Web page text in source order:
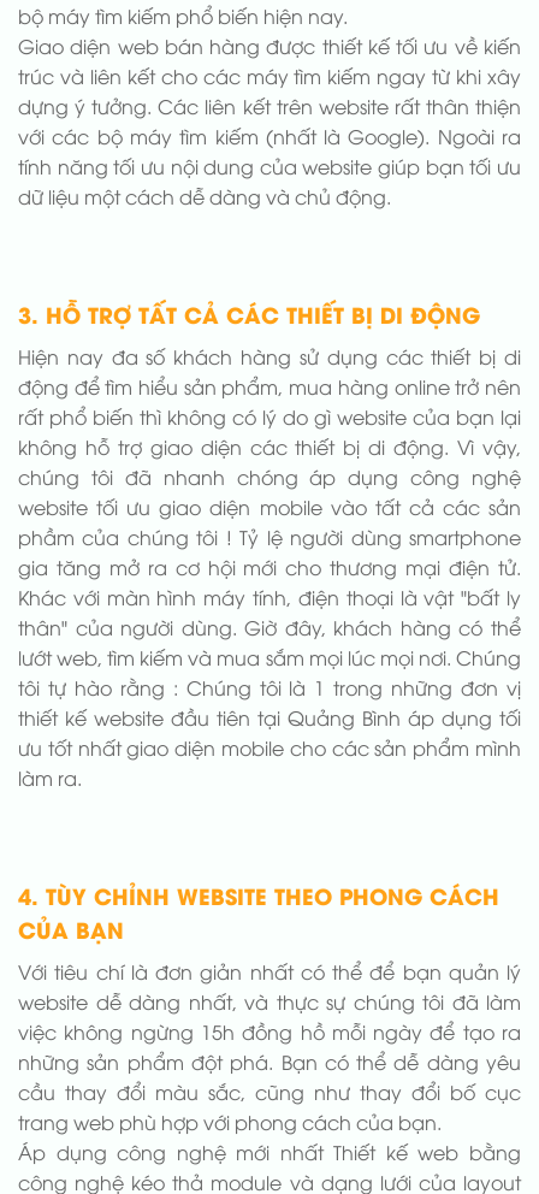
bộ máy tìm kiếm phổ biến hiện nay.
Giao diện web bán hàng được thiết kế tối ưu về kiến
trúc và liên kết cho các máy tìm kiếm ngay từ khi xây
dựng ý tưởng. Các liên kết trên website rất thân thiện
với các bộ máy tìm kiếm (nhất là Google). Ngoài ra
tính năng tối ưu nội dung của website giúp bạn tối ưu
dữ liệu một cách dễ dàng và chủ động.
3. HỖ TRỢ TẤT CẢ CÁC THIẾT BỊ DI ĐỘNG
Hiện nay đa số khách hàng sử dụng các thiết bị di
động để tìm hiểu sản phẩm, mua hàng online trở nên
rất phổ biến thì không có lý do gì website của bạn lại
không hỗ trợ giao diện các thiết bị di động. Vì vậy,
chúng tôi đã nhanh chóng áp dụng công nghệ
website tối ưu giao diện mobile vào tất cả các sản
phầm của chúng tôi ! Tỷ lệ người dùng smartphone
gia tăng mở ra cơ hội mới cho thương mại điện tử.
Khác với màn hình máy tính, điện thoại là vật "bất ly
thân" của người dùng. Giờ đây, khách hàng có thể
lướt web, tìm kiếm và mua sắm mọi lúc mọi nơi. Chúng
tôi tự hào rằng : Chúng tôi là 1 trong những đơn vị
thiết kế website đầu tiên tại Quảng Bình áp dụng tối
ưu tốt nhất giao diện mobile cho các sản phẩm mình
làm ra.
4. TÙY CHỈNH WEBSITE THEO PHONG CÁCH
CỦA BẠN
Với tiêu chí là đơn giản nhất có thể để bạn quản lý
website dễ dàng nhất, và thực sự chúng tôi đã làm
việc không ngừng 15h đồng hồ mỗi ngày để tạo ra
những sản phẩm đột phá. Bạn có thể dễ dàng yêu
cầu thay đổi màu sắc, cũng như thay đổi bố cục
trang web phù hợp với phong cách của bạn.
Áp dụng công nghệ mới nhất Thiết kế web bằng
công nghệ kéo thả module và dạng lưới của layout